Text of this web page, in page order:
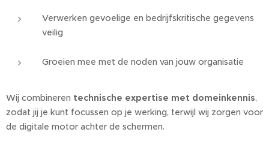
Verwerken gevoelige en bedrijfskritische gegevens
veilig
Groeien mee met de noden van jouw organisatie
Wij combineren technische expertise met domeinkennis,
zodat jij je kunt focussen op je werking, terwijl wij zorgen voor
de digitale motor achter de schermen.